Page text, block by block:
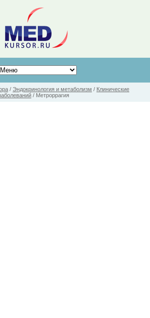
/ Эндокринология и метаболизм / Клинические
/ Метроррагия